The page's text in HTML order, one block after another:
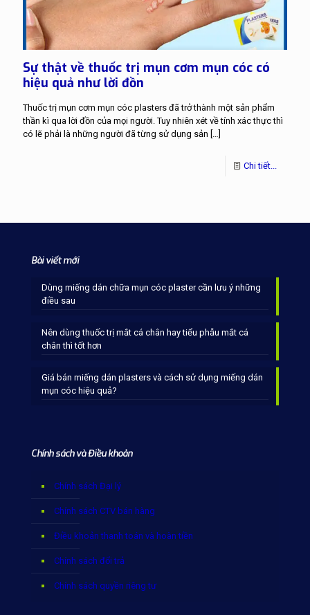
Sự thật về thuốc trị mụn cơm mụn cóc có
hiệu quả như lời đồn
Thuốc trị mụn cơm mụn cóc plasters đã trở thành một sản phẩm
thần kì qua lời đồn của mọi người. Tuy nhiên xét về tính xác thực thì
có lẽ phải là những người đã từng sử dụng sản
Chi tiết...
Bài viết mới
Dùng miếng dán chữa mụn cóc plaster cần lưu ý những
điều sau
Nên dùng thuốc trị mắt cá chân hay tiểu phẫu mắt cá
chân thì tốt hơn
Giá bán miếng dán plasters và cách sử dụng miếng dán
mụn cóc hiệu quả?
Chính sách và Điều khoản
Chính sách Đại lý
Chính sách CTV bán hàng
Điều khoản thanh toán và hoàn tiền
Chính sách đổi trả
Chính sách quyền riêng tư